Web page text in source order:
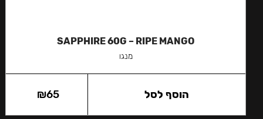
SAPPHIRE 60G – RIPE MANGO
מנגו
₪65 הוסף לסל